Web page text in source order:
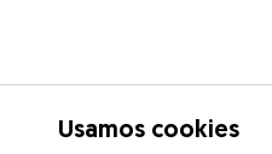
Usamos cookies